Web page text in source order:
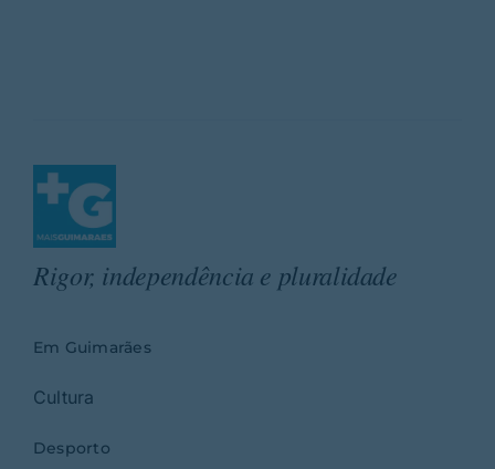
Rigor, independência e pluralidade
Em Guimarães
Cultura
Desporto